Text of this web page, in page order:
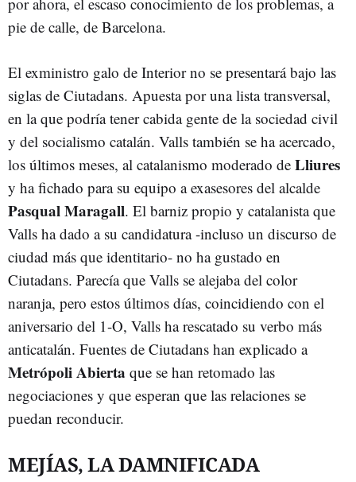
pie de calle, de Barcelona.
El exministro galo de Interior no se presentará bajo las
siglas de Ciutadans. Apuesta por una lista transversal,
en la que podría tener cabida gente de la sociedad civil
y del socialismo catalán. Valls también se ha acercado,
los últimos meses, al catalanismo moderado de Lliures
y ha fichado para su equipo a exasesores del alcalde
Pasqual Maragall. El barniz propio y catalanista que
Valls ha dado a su candidatura -incluso un discurso de
ciudad más que identitario- no ha gustado en
Ciutadans. Parecía que Valls se alejaba del color
naranja, pero estos últimos días, coincidiendo con el
aniversario del 1-O, Valls ha rescatado su verbo más
anticatalán. Fuentes de Ciutadans han explicado a
Metrópoli Abierta que se han retomado las
negociaciones y que esperan que las relaciones se
puedan reconducir.
MEJÍAS, LA DAMNIFICADA